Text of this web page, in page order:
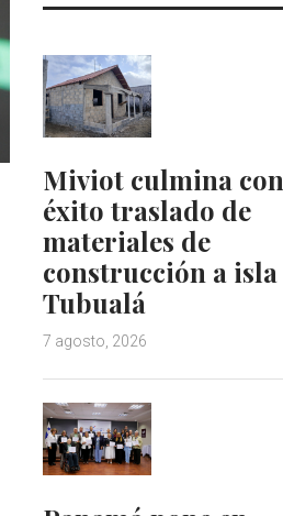
Miviot culmina con
éxito traslado de
materiales de
construcción a isla
Tubualá
7 agosto, 2026